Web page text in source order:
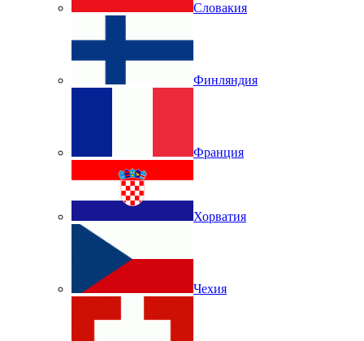
Словакия
Финляндия
Франция
Хорватия
Чехия